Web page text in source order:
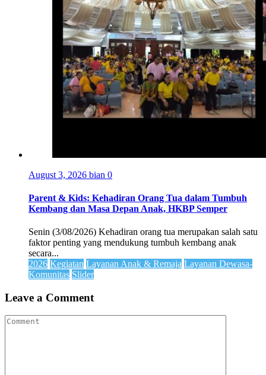
August 3, 2026 bian 0
Parent & Kids: Kehadiran Orang Tua dalam Tumbuh
Kembang dan Masa Depan Anak, HKBP Semper
Senin (3/08/2026) Kehadiran orang tua merupakan salah satu
faktor penting yang mendukung tumbuh kembang anak
secara...
2026 Kegiatan Layanan Anak & Remaja Layanan Dewasa-
Komunitas Slider
Leave a Comment